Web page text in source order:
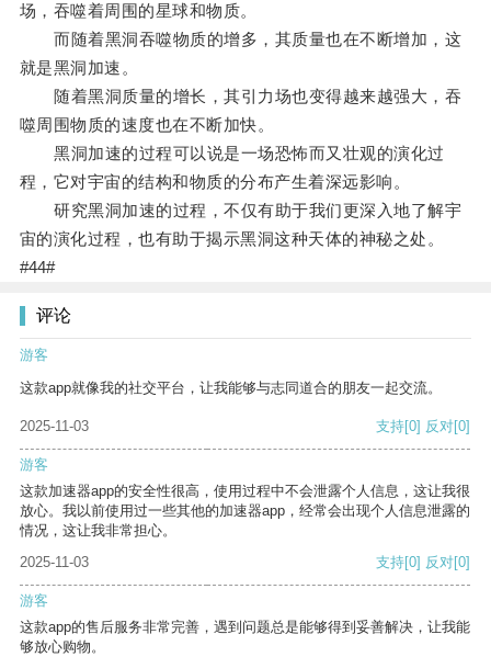
场，吞噬着周围的星球和物质。
而随着黑洞吞噬物质的增多，其质量也在不断增加，这
就是黑洞加速。
随着黑洞质量的增长，其引力场也变得越来越强大，吞
噬周围物质的速度也在不断加快。
黑洞加速的过程可以说是一场恐怖而又壮观的演化过
程，它对宇宙的结构和物质的分布产生着深远影响。
研究黑洞加速的过程，不仅有助于我们更深入地了解宇
宙的演化过程，也有助于揭示黑洞这种天体的神秘之处。
#44#
评论
游客
这款app就像我的社交平台，让我能够与志同道合的朋友一起交流。
2025-11-03 支持[0] 反对[0]
游客
这款加速器app的安全性很高，使用过程中不会泄露个人信息，这让我很
放心。我以前使用过一些其他的加速器app，经常会出现个人信息泄露的
情况，这让我非常担心。
2025-11-03
支持[0] 反对[0]
游客
这款app的售后服务非常完善，遇到问题总是能够得到妥善解决，让我能
够放心购物。